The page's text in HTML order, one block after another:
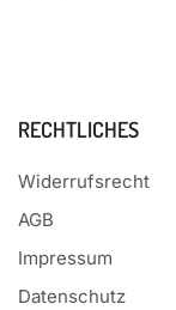
RECHTLICHES
Widerrufsrecht
AGB
Impressum
Datenschutz